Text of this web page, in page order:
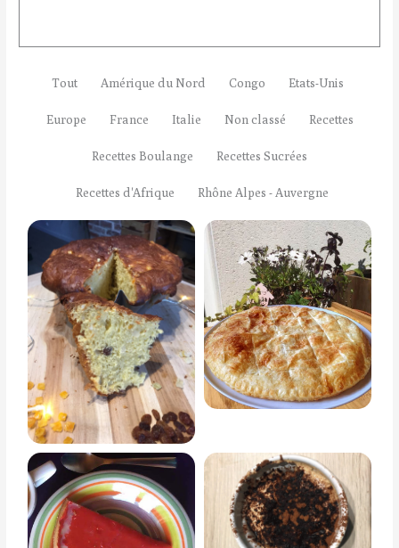
Tout Amérique du Nord Congo Etats-Unis
Europe France Italie Non classé Recettes
Recettes Boulange Recettes Sucrées
Recettes d'Afrique Rhône Alpes - Auvergne